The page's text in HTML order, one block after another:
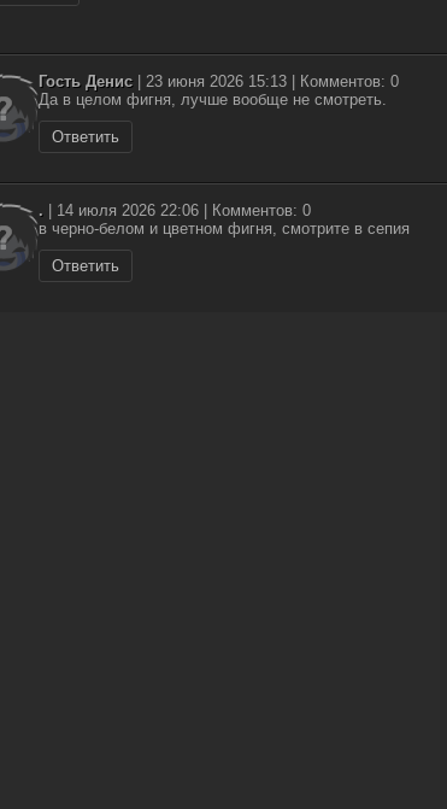
Гость Денис| 23 июня 2026 15:13 | Комментов: 0
Да в целом фигня, лучше вообще не смотреть.
Ответить
. | 14 июля 2026 22:06 | Комментов: 0
в черно-белом и цветном фигня, смотрите в сепия
Ответить